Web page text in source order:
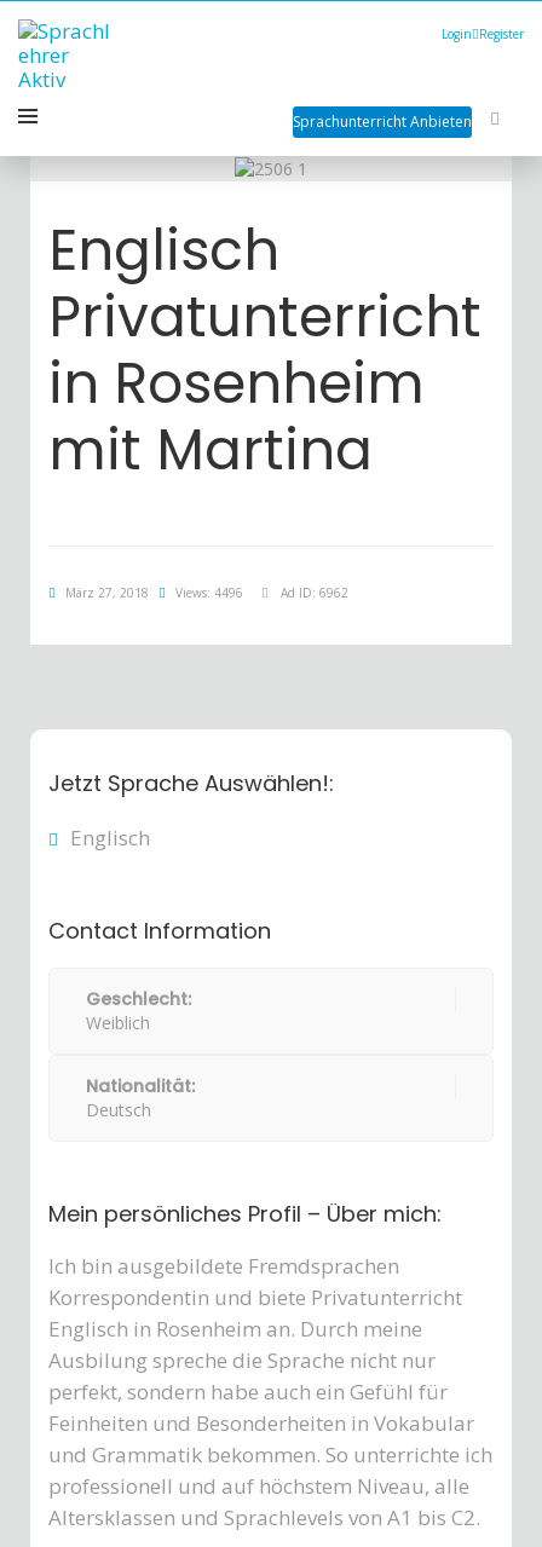
Login Register
Sprachunterricht Anbieten
Englisch
Privatunterricht
in Rosenheim
mit Martina
März 27, 2018 Views: 4496 Ad ID: 6962
Jetzt Sprache Auswählen!:
Englisch
Contact Information
Geschlecht:
Weiblich
Nationalität:
Deutsch
Mein persönliches Profil – Über mich:
Ich bin ausgebildete Fremdsprachen
Korrespondentin und biete Privatunterricht
Englisch in Rosenheim an. Durch meine
Ausbilung spreche die Sprache nicht nur
perfekt, sondern habe auch ein Gefühl für
Feinheiten und Besonderheiten in Vokabular
und Grammatik bekommen. So unterrichte ich
professionell und auf höchstem Niveau, alle
Altersklassen und Sprachlevels von A1 bis C2.